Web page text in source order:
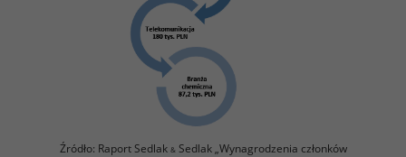
Źródło: Raport Sedlak &Sedlak „Wynagrodzenia członków